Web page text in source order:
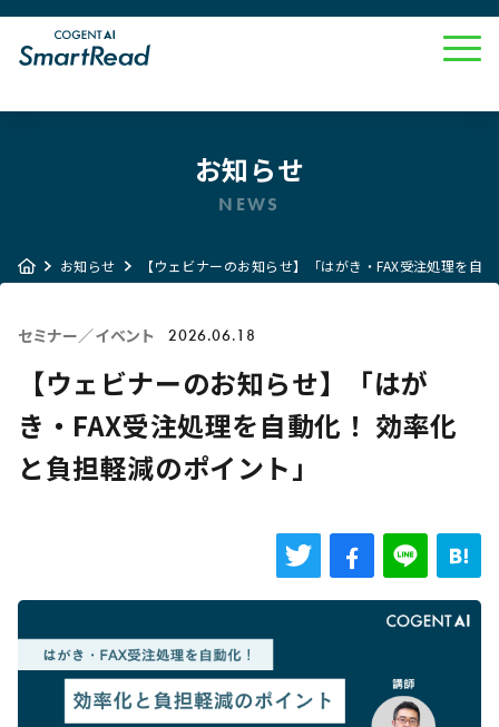
お知らせ
NEWS
お知らせ 【ウェビナーのお知らせ】「はがき・FAX受注処理を自
セミナー／イベント 2026.06.18
【ウェビナーのお知らせ】「はが
き・FAX受注処理を自動化！ 効率化
と負担軽減のポイント」